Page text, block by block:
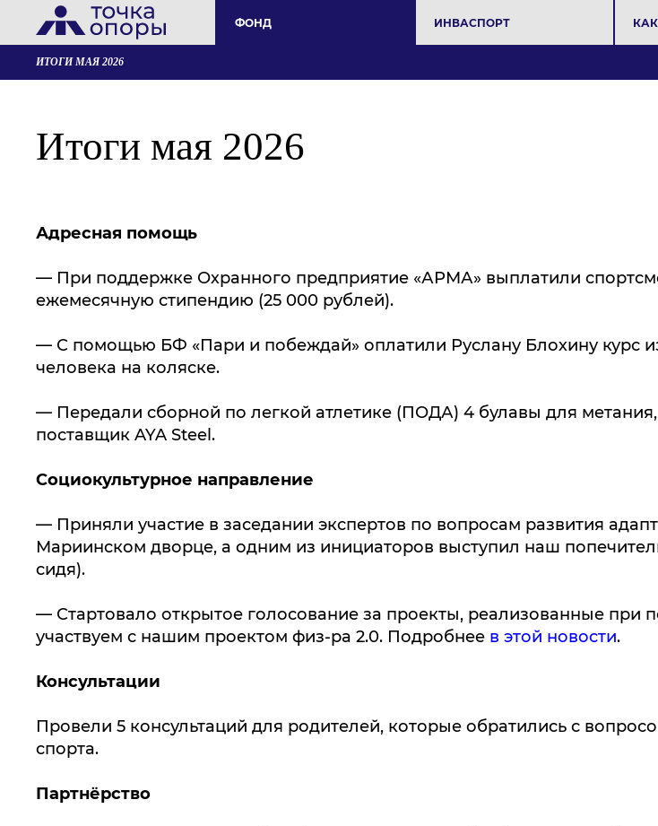
ФОНД ИНВАСПОРТ
ИТОГИ МАЯ 2026
Итоги мая 2026
Адресная помощь
— При поддержке Охранного предприятие «АРМА» выплатили
ежемесячную стипендию (25 000 рублей).
— С помощью БФ «Пари и побеждай» оплатили Руслану Блохину курс
человека на коляске.
— Передали сборной по легкой атлетике (ПОДА) 4 булавы для
поставщик AYA Steel.
Социокультурное направление
— Приняли участие в заседании экспертов по вопросам развития
Мариинском дворце, а одним из инициаторов выступил наш
сидя).
— Стартовало открытое голосование за проекты, реализованные при
участвуем с нашим проектом физ-ра 2.0. Подробнее в этой новости.
Консультации
Провели 5 консультаций для родителей, которые обратились с
спорта.
Партнёрство